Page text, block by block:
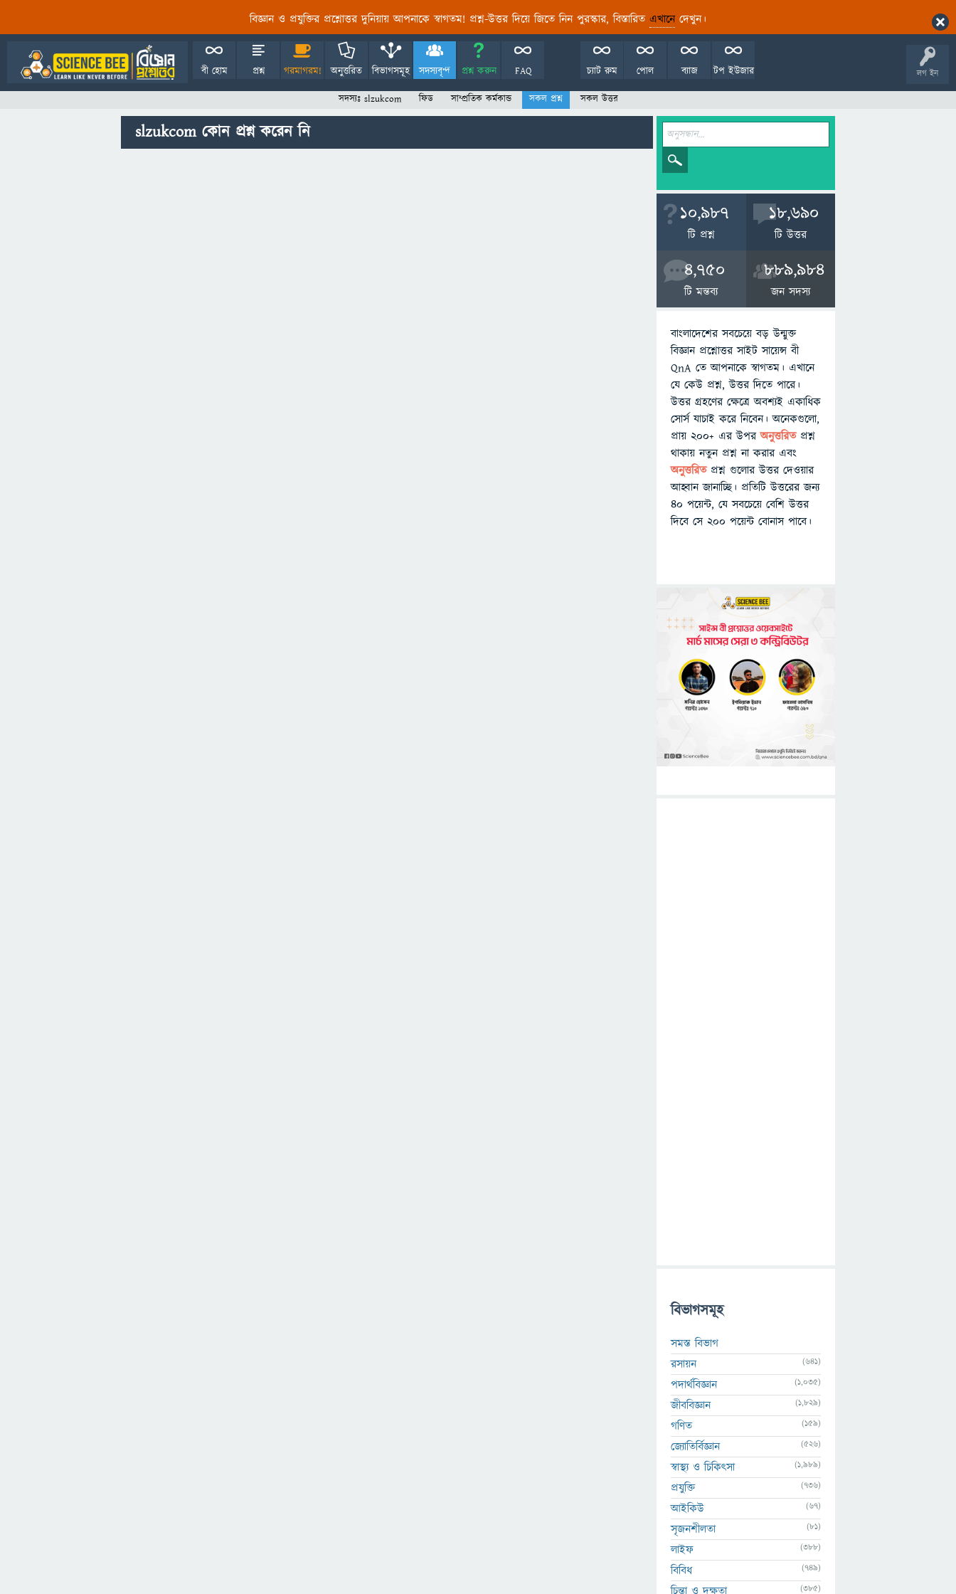
বিজ্ঞান ও প্রযুক্তির প্রশ্নোত্তর দুনিয়ায় আপনাকে স্বাগতম! প্রশ্ন-উত্তর দিয়ে জিতে নিন পুরস্কার, বিস্তারিত এখানেদেখুন।
লগ ইন
বী হোম প্রশ্ন গরমাগরম! অনুত্তরিত বিভাগসমূহ সদস্যবৃন্দ প্রশ্ন করুন FAQ টপ ইউজার
ব্যাজ
পোল
চ্যাট রুম
সদস্যঃ slzukcom ফিড সাম্প্রতিক কর্মকান্ড সকল প্রশ্ন সকল উত্তর
slzukcom কোন প্রশ্ন করেন নি
10,987
টি প্রশ্ন
18,690
টি উত্তর
4,750
টি মন্তব্য
889,984
জন সদস্য
বাংলাদেশের সবচেয়ে বড় উন্মুক্ত
বিজ্ঞান প্রশ্নোত্তর সাইট সায়েন্স বী
QnA তে আপনাকে স্বাগতম। এখানে
যে কেউ প্রশ্ন, উত্তর দিতে পারে।
উত্তর গ্রহণের ক্ষেত্রে অবশ্যই একাধিক
সোর্স যাচাই করে নিবেন। অনেকগুলো,
প্রায় ২০০+ এর উপরঅনুত্তরিতপ্রশ্ন
থাকায় নতুন প্রশ্ন না করার এবং
অনুত্তরিত প্রশ্ন গুলোর উত্তর দেওয়ার
আহ্বান জানাচ্ছি। প্রতিটি উত্তরের জন্য
৪০ পয়েন্ট, যে সবচেয়ে বেশি উত্তর
দিবে সে ২০০ পয়েন্ট বোনাস পাবে।
বিভাগসমূহ
সমস্ত বিভাগ
রসায়ন
(641)
পদার্থবিজ্ঞান (1,035)
জীববিজ্ঞান (1,829)
গণিত (159)
জ্যোতির্বিজ্ঞান (526)
স্বাস্থ্য ও চিকিৎসা (1,989)
প্রযুক্তি (736)
আইকিউ (67)
সৃজনশীলতা (81)
লাইফ (388)
বিবিধ (749)
চিন্তা ও দক্ষতা (385)